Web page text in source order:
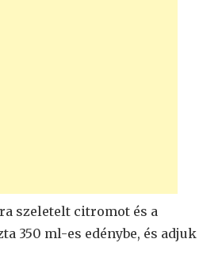
szeletelt citromot és a
350 ml-es edénybe, és adjuk